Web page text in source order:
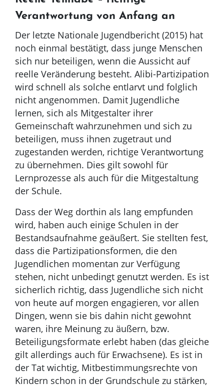
Verantwortung von Anfang an
Der letzte Nationale Jugendbericht (2015) hat
noch einmal bestätigt, dass junge Menschen
sich nur beteiligen, wenn die Aussicht auf
reelle Veränderung besteht. Alibi-Partizipation
wird schnell als solche entlarvt und folglich
nicht angenommen. Damit Jugendliche
lernen, sich als Mitgestalter ihrer
Gemeinschaft wahrzunehmen und sich zu
beteiligen, muss ihnen zugetraut und
zugestanden werden, richtige Verantwortung
zu übernehmen. Dies gilt sowohl für
Lernprozesse als auch für die Mitgestaltung
der Schule.
Dass der Weg dorthin als lang empfunden
wird, haben auch einige Schulen in der
Bestandsaufnahme geäußert. Sie stellten fest,
dass die Partizipationsformen, die den
Jugendlichen momentan zur Verfügung
stehen, nicht unbedingt genutzt werden. Es ist
sicherlich richtig, dass Jugendliche sich nicht
von heute auf morgen engagieren, vor allen
Dingen, wenn sie bis dahin nicht gewohnt
waren, ihre Meinung zu äußern, bzw.
Beteiligungsformate erlebt haben (das gleiche
gilt allerdings auch für Erwachsene). Es ist in
der Tat wichtig, Mitbestimmungsrechte von
Kindern schon in der Grundschule zu stärken,